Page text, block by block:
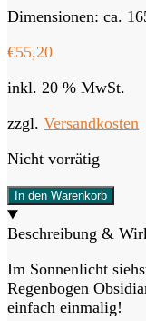
Dimensionen: ca.
€55,20
inkl. 20 % MwSt.
zzgl. Versandkosten
Nicht vorrätig
In den Warenkorb
Beschreibung &
Im Sonnenlicht
Regenbogen
einfach einmalig!